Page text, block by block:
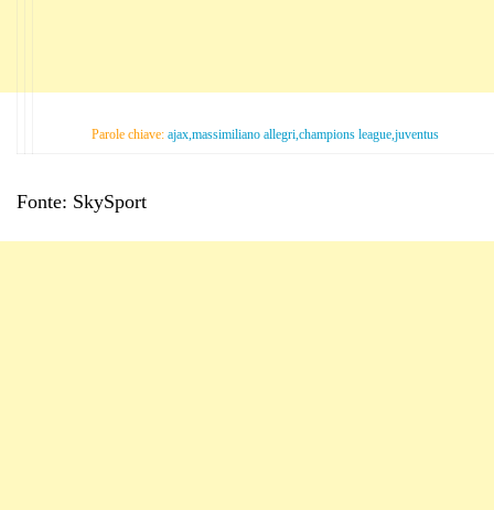
Parole chiave: ajax,massimiliano allegri,champions league,juventus
Fonte: SkySport